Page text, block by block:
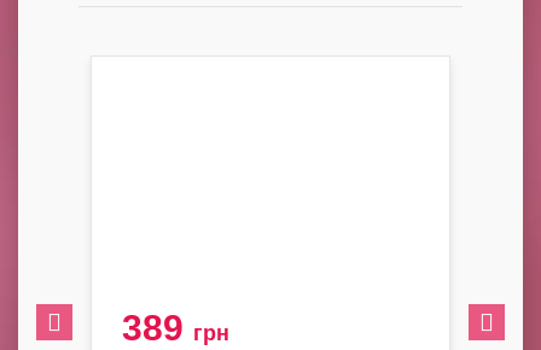
389 грн